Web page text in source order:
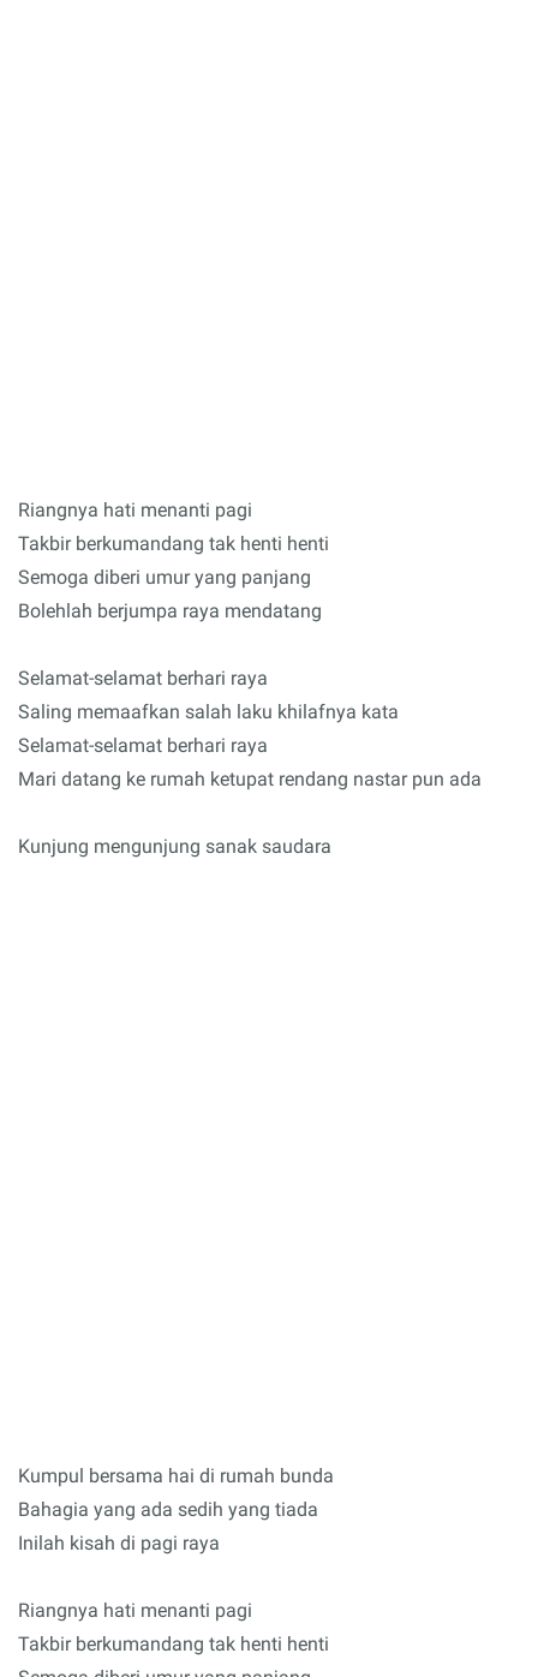
Riangnya hati menanti pagi
Takbir berkumandang tak henti henti
Semoga diberi umur yang panjang
Bolehlah berjumpa raya mendatang
Selamat-selamat berhari raya
Saling memaafkan salah laku khilafnya kata
Selamat-selamat berhari raya
Mari datang ke rumah ketupat rendang nastar pun ada
Kunjung mengunjung sanak saudara
Kumpul bersama hai di rumah bunda
Bahagia yang ada sedih yang tiada
Inilah kisah di pagi raya
Riangnya hati menanti pagi
Takbir berkumandang tak henti henti